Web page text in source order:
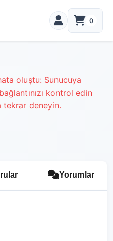
0
oluştu: Sunucuya
kontrol edin
tekrar deneyin.
Yorumlar